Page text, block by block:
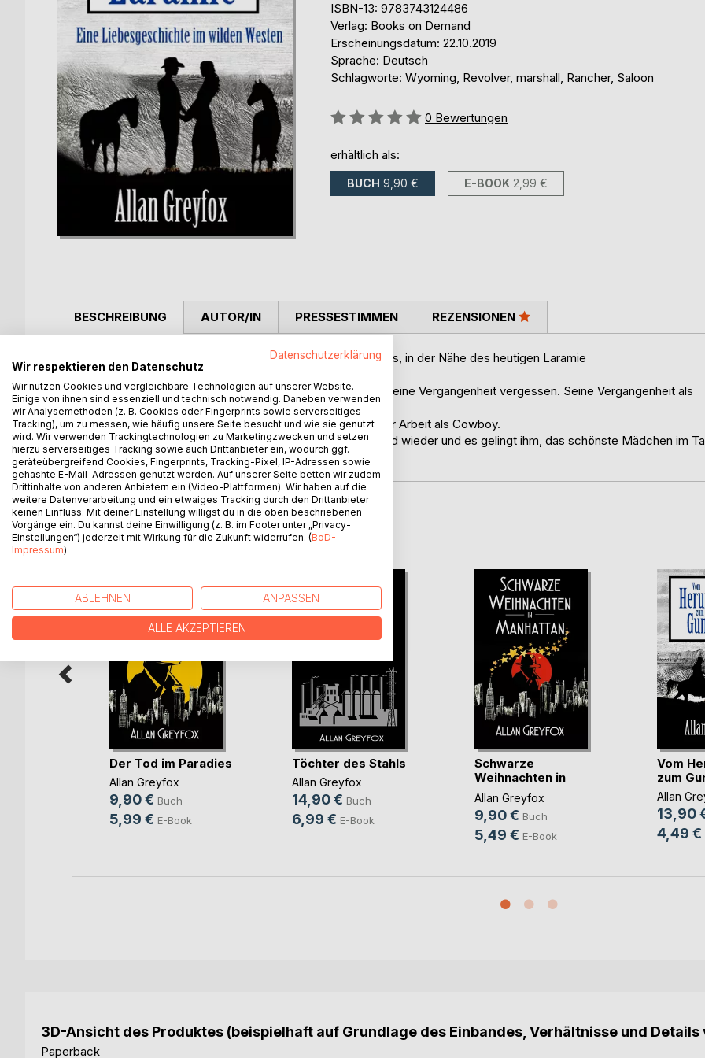
ISBN-13: 9783743124486
Verlag: Books on Demand
Erscheinungsdatum: 22.10.2019
Sprache: Deutsch
Schlagworte: Wyoming, Revolver, marshall, Rancher, Saloon
Bewertung::
0 Bewertungen
erhältlich als:
BUCH 9,90 € E-BOOK 2,99 €
BESCHREIBUNG
Gegend: Wyoming, in den Ausläufern der Rocky Mountains, in der Nähe des heutigen Laramie
Zeit: Frühjahr und Sommer 1872
Mickey Callaghan hat einen langen Ritt hinter sich. Er will seine Vergangenheit vergessen. Seine Vergangenheit als
Revolverheld, als "Fast Cally" von Laramie.
Er landet in Gillette, einem 400-Seelen Nest. Dort findet er Arbeit als Cowboy.
Er lernt mehrere Freunde kennen, findet einen alten Freund wieder und es gelingt ihm, das schönste Mädchen im
zu erobern.
AUTOR/IN PRESSESTIMMEN REZENSIONEN
WEITERE TITEL BEIBoD
Der Tod im Paradies
Allan Greyfox
9,90 € Buch
5,99 € E-Book
Töchter des Stahls
Allan Greyfox
14,90 € Buch
6,99 € E-Book
Schwarze
Weihnachten in
Manhattan
Allan Greyfox
9,90 € Buch
5,49 € E-Book
Vom
zum
Allan
13,90
4,49 €
3D-Ansicht des Produktes (beispielhaft auf Grundlage des Einbandes, Verhältnisse und
Paperback
Datenschutzerklärung
Wir respektieren den Datenschutz
Wir nutzen Cookies und vergleichbare Technologien auf unserer Website.
Einige von ihnen sind essenziell und technisch notwendig. Daneben verwenden
wir Analysemethoden (z. B. Cookies oder Fingerprints sowie serverseitiges
Tracking), um zu messen, wie häufig unsere Seite besucht und wie sie genutzt
wird. Wir verwenden Trackingtechnologien zu Marketingzwecken und setzen
hierzu serverseitiges Tracking sowie auch Drittanbieter ein, wodurch ggf.
geräteübergreifend Cookies, Fingerprints, Tracking-Pixel, IP-Adressen sowie
gehashte E-Mail-Adressen genutzt werden. Auf unserer Seite betten wir zudem
Drittinhalte von anderen Anbietern ein (Video-Plattformen). Wir haben auf die
weitere Datenverarbeitung und ein etwaiges Tracking durch den Drittanbieter
keinen Einfluss. Mit deiner Einstellung willigst du in die oben beschriebenen
Vorgänge ein. Du kannst deine Einwilligung (z. B. im Footer unter „Privacy-
Einstellungen“) jederzeit mit Wirkung für die Zukunft widerrufen. (BoD-
Impressum)
ABLEHNEN ANPASSEN
ALLE AKZEPTIEREN